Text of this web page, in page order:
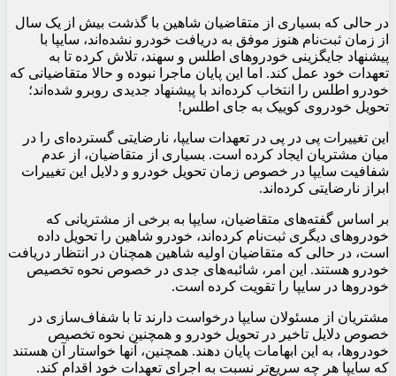
در حالی که بسیاری از متقاضیان شاهین با گذشت بیش از یک سال
از زمان ثبت‌نام هنوز موفق به دریافت خودرو نشده‌اند، سایپا با
پیشنهاد جایگزینی خودروهای اطلس و سهند، تلاش کرده تا به
تعهدات خود عمل کند. اما این پایان ماجرا نبوده و حالا متقاضیانی که
خودرو اطلس را انتخاب کرده‌اند با پیشنهاد جدیدی روبرو شده‌اند؛
تحویل خودروی کوییک به جای اطلس!
این تغییرات پی در پی در تعهدات سایپا، نارضایتی گسترده‌ای را در
میان مشتریان ایجاد کرده است. بسیاری از متقاضیان، از عدم
شفافیت سایپا در خصوص زمان تحویل خودرو و دلایل این تغییرات
ابراز نارضایتی کرده‌اند.
بر اساس گفته‌های متقاضیان، سایپا به برخی از مشتریانی که
خودروهای دیگری ثبت‌نام کرده‌اند، خودرو شاهین را تحویل داده
است، در حالی که متقاضیان اولیه شاهین همچنان در انتظار دریافت
خودرو هستند. این امر، شائبه‌های جدی در خصوص نحوه تخصیص
خودروها در سایپا را تقویت کرده است.
مشتریان از مسئولان سایپا درخواست دارند تا با شفاف‌سازی در
خصوص دلایل تاخیر در تحویل خودرو و همچنین نحوه تخصیص
خودروها، به این ابهامات پایان دهند. همچنین، آنها خواستار آن هستند
که سایپا هر چه سریع‌تر نسبت به اجرای تعهدات خود اقدام کند.